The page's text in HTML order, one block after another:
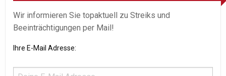
Wir informieren Sie topaktuell zu Streiks und
Beeinträchtigungen per Mail!
Ihre E-Mail Adresse: